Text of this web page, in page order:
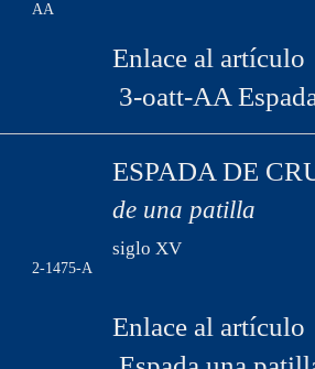
AA
Enlace al artículo
3-oatt-AA
2-1475-A
ESPADA DE
de una patilla
siglo XV
Enlace al artículo